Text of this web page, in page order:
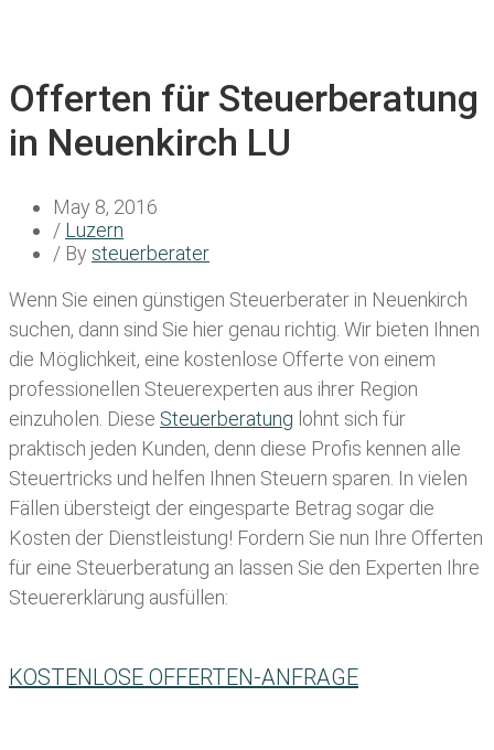
Offerten für Steuerberatung
in Neuenkirch LU
May 8, 2016
/ Luzern
/ By steuerberater
Wenn Sie einen günstigen Steuerberater in Neuenkirch
suchen, dann sind Sie hier genau richtig. Wir bieten Ihnen
die Möglichkeit, eine kostenlose Offerte von einem
professionellen Steuerexperten aus ihrer Region
einzuholen. Diese Steuerberatung lohnt sich für
praktisch jeden Kunden, denn diese Profis kennen alle
Steuertricks und helfen Ihnen Steuern sparen. In vielen
Fällen übersteigt der eingesparte Betrag sogar die
Kosten der Dienstleistung! Fordern Sie nun Ihre Offerten
für eine Steuerberatung an lassen Sie den Experten Ihre
Steuererklärung ausfüllen:
KOSTENLOSE OFFERTEN-ANFRAGE